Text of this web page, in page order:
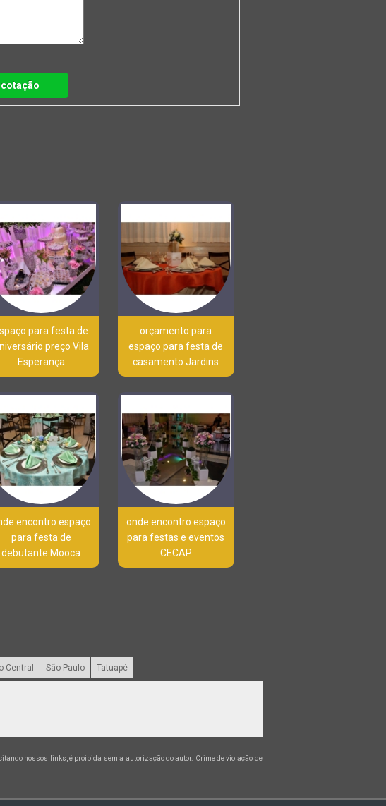
cotação
para festa de
preço Vila
Esperança
orçamento para
espaço para festa de
casamento Jardins
encontro espaço
para festa de
debutante Mooca
onde encontro espaço
para festas e eventos
CECAP
Central São Paulo Tatuapé
nossos links, é proibida sem a autorização do autor. Crime de violação de